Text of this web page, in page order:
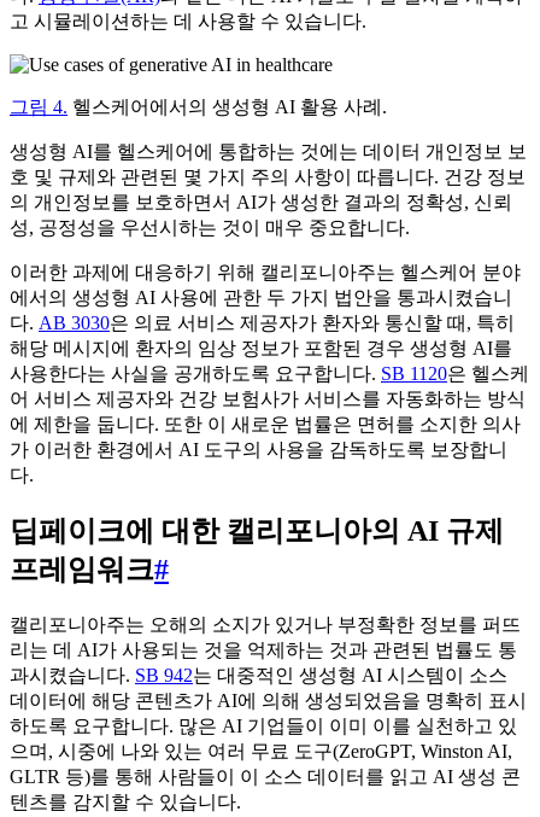
고 시뮬레이션하는 데 사용할 수 있습니다.
그림 4. 헬스케어에서의 생성형 AI 활용 사례.
생성형 AI를 헬스케어에 통합하는 것에는 데이터 개인정보 보
호 및 규제와 관련된 몇 가지 주의 사항이 따릅니다. 건강 정보
의 개인정보를 보호하면서 AI가 생성한 결과의 정확성, 신뢰
성, 공정성을 우선시하는 것이 매우 중요합니다.
이러한 과제에 대응하기 위해 캘리포니아주는 헬스케어 분야
에서의 생성형 AI 사용에 관한 두 가지 법안을 통과시켰습니
다. AB 3030은 의료 서비스 제공자가 환자와 통신할 때, 특히
해당 메시지에 환자의 임상 정보가 포함된 경우 생성형 AI를
사용한다는 사실을 공개하도록 요구합니다. SB 1120은 헬스케
어 서비스 제공자와 건강 보험사가 서비스를 자동화하는 방식
에 제한을 둡니다. 또한 이 새로운 법률은 면허를 소지한 의사
가 이러한 환경에서 AI 도구의 사용을 감독하도록 보장합니
다.
딥페이크에 대한 캘리포니아의 AI 규제
프레임워크#
캘리포니아주는 오해의 소지가 있거나 부정확한 정보를 퍼뜨
리는 데 AI가 사용되는 것을 억제하는 것과 관련된 법률도 통
과시켰습니다. SB 942는 대중적인 생성형 AI 시스템이 소스
데이터에 해당 콘텐츠가 AI에 의해 생성되었음을 명확히 표시
하도록 요구합니다. 많은 AI 기업들이 이미 이를 실천하고 있
으며, 시중에 나와 있는 여러 무료 도구(ZeroGPT, Winston AI,
GLTR 등)를 통해 사람들이 이 소스 데이터를 읽고 AI 생성 콘
텐츠를 감지할 수 있습니다.